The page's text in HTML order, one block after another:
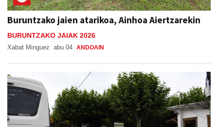
Buruntzako jaien atarikoa, Ainhoa Aiertzarekin
BURUNTZAKO JAIAK 2026
Xabat Minguez abu 04 ANDOAIN